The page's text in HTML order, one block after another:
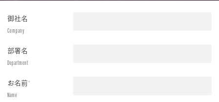
御社名
Company
部署名
Department
お名前*
Name